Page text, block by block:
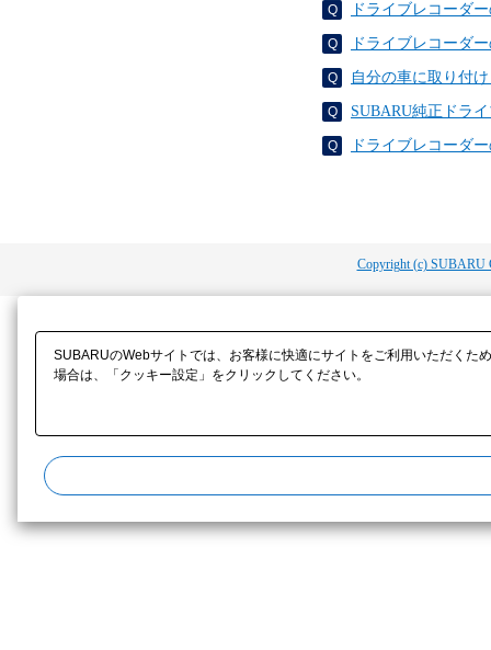
ドライブレコーダ
ドライブレコーダ
自分の車に取り付
SUBARU純正ドラ
ドライブレコーダ
Copyright (c) SUBARU
SUBARUのWebサイトでは、お客様に快適にサイトをご利用いただく
場合は、「クッキー設定」をクリックしてください。​